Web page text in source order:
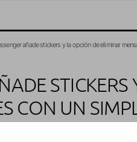
añade stickers y la opción de eliminar
CON UN